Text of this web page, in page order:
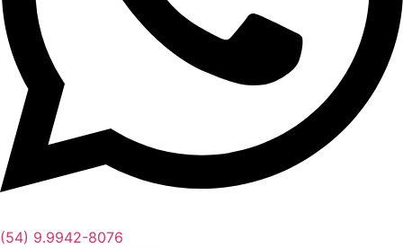
(54) 9.9942-8076